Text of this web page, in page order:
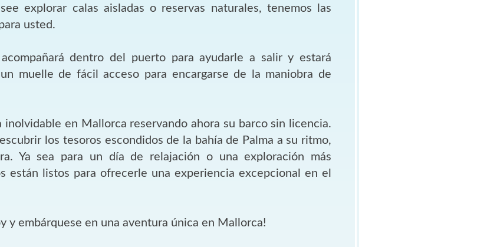
explorar calas aisladas o reservas naturales, tenemos las
usted.
dentro del puerto para ayudarle a salir y estará
muelle de fácil acceso para encargarse de la maniobra de
en Mallorca reservando ahora su barco sin licencia.
los tesoros escondidos de la bahía de Palma a su ritmo,
Ya sea para un día de relajación o una exploración más
están listos para ofrecerle una experiencia excepcional en el
y embárquese en una aventura única en Mallorca!